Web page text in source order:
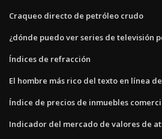
Craqueo directo de petróleo crudo
¿dónde puedo ver series de televisión
Índices de refracción
El hombre más rico del texto en línea
Índice de precios de inmuebles
Indicador del mercado de valores de